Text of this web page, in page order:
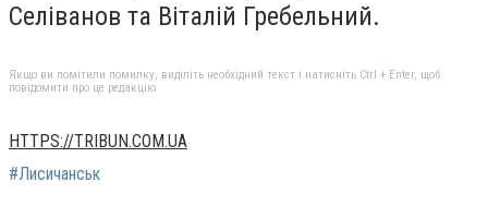
Селіванов та Віталій Гребельний.
Якщо ви помітили помилку, виділіть необхідний текст і натисніть Ctrl + Enter, щоб
повідомити про це редакцію
HTTPS://TRIBUN.COM.UA
#Лисичанськ